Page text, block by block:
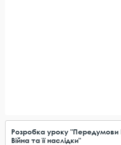
Розробка уроку "Передумови
Війна та її наслідки"